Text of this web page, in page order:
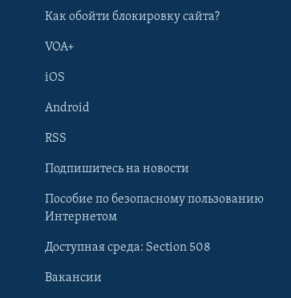
Learning English
Как обойти блокировку сайта?
VOA+
iOS
Android
RSS
Подпишитесь на новости
Пособие по безопасному пользованию
Интернетом
Доступная среда: Section 508
Вакансии